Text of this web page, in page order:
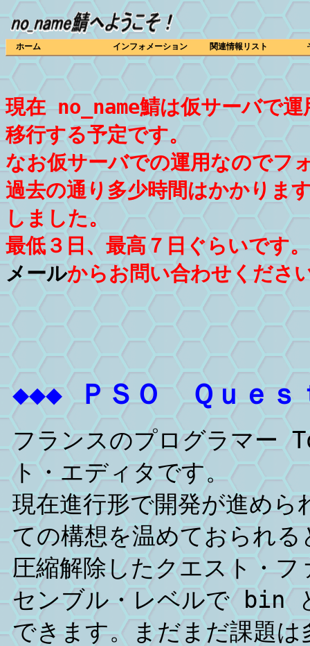
ホーム インフォメーション 関連情報リスト
現在 no_name鯖は仮サーバで
移行する予定です。
なお仮サーバでの運用なのでフ
過去の通り多少時間はかかりま
しました。
最低３日、最高７日ぐらいです
メールからお問い合わせくださ
◆◆◆ ＰＳＯ Ｑｕｅ
フランスのプログラマー
ト・エディタです。
現在進行形で開発が進め
ての構想を温めておられる
圧縮解除したクエスト・
センブル・レベルで bin
できます。まだまだ課題